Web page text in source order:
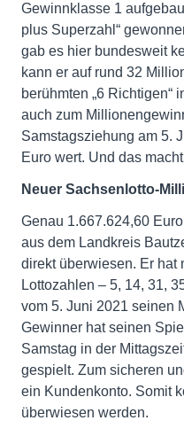
Gewinnklasse 1
plus Superzahl“
gab es hier bundesweit
kann er auf rund 32
berühmten „6 Richtigen“
auch zum
Samstagsziehung am 5.
Euro wert. Und das
Neuer Sachsenlotto-
Genau 1.667.624,60
aus dem Landkreis
direkt überwiesen. Er hat
Lottozahlen – 5, 14, 31,
vom 5. Juni 2021 seinen
Gewinner hat seinen
Samstag in der
gespielt. Zum sicheren
ein Kundenkonto. Somit
überwiesen werden.